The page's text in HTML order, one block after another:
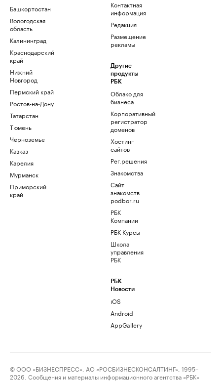
Башкортостан
Вологодская
область
Калининград
Краснодарский
край
Нижний
Новгород
Пермский край
Ростов-на-Дону
Татарстан
Тюмень
Черноземье
Кавказ
Карелия
Мурманск
Приморский
край
Контактная
информация
Редакция
Размещение
рекламы
Другие
продукты
РБК
Облако для
бизнеса
Корпоративный
регистратор
доменов
Хостинг
сайтов
Рег.решения
Знакомства
Сайт
знакомств
podbor.ru
РБК
Компании
РБК Курсы
Школа
управления
РБК
РБК
Новости
iOS
Android
AppGallery
© ООО «БИЗНЕСПРЕСС», АО «РОСБИЗНЕСКОНСАЛТИНГ», 1995–
2026. Сообщения и материалы информационного агентства «РБК»